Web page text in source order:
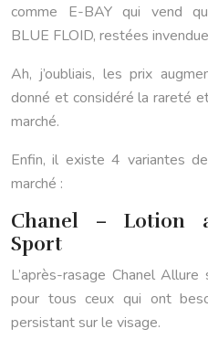
comme E-BAY qui vend
BLUE FLOID, restées
Ah, j’oubliais, les prix
donné et considéré la rareté
marché.
Enfin, il existe 4 variantes
marché :
Chanel – Lotion
Sport
L’après-rasage Chanel
pour tous ceux qui ont
persistant sur le visage.